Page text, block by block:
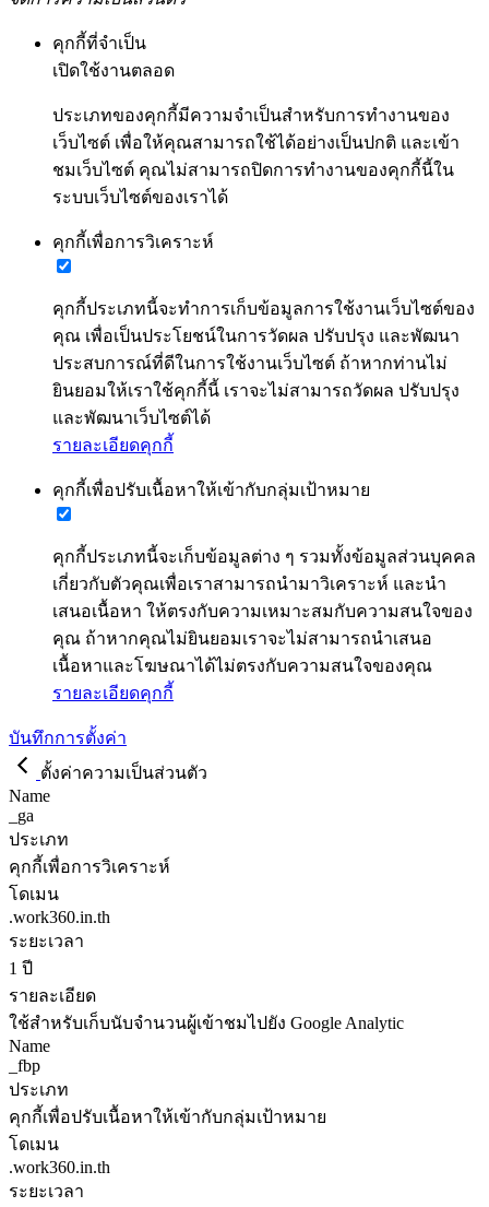
คุกกี้ที่จำเป็น
เปิดใช้งานตลอด
ประเภทของคุกกี้มีความจำเป็นสำหรับการทำงานของ
เว็บไซต์ เพื่อให้คุณสามารถใช้ได้อย่างเป็นปกติ และเข้า
ชมเว็บไซต์ คุณไม่สามารถปิดการทำงานของคุกกี้นี้ใน
ระบบเว็บไซต์ของเราได้
คุกกี้เพื่อการวิเคราะห์
คุกกี้ประเภทนี้จะทำการเก็บข้อมูลการใช้งานเว็บไซต์ของ
คุณ เพื่อเป็นประโยชน์ในการวัดผล ปรับปรุง และพัฒนา
ประสบการณ์ที่ดีในการใช้งานเว็บไซต์ ถ้าหากท่านไม่
ยินยอมให้เราใช้คุกกี้นี้ เราจะไม่สามารถวัดผล ปรับปรุง
และพัฒนาเว็บไซต์ได้
รายละเอียดคุกกี้
คุกกี้เพื่อปรับเนื้อหาให้เข้ากับกลุ่มเป้าหมาย
คุกกี้ประเภทนี้จะเก็บข้อมูลต่าง ๆ รวมทั้งข้อมูลส่วนบุคคล
เกี่ยวกับตัวคุณเพื่อเราสามารถนำมาวิเคราะห์ และนำ
เสนอเนื้อหา ให้ตรงกับความเหมาะสมกับความสนใจของ
คุณ ถ้าหากคุณไม่ยินยอมเราจะไม่สามารถนำเสนอ
เนื้อหาและโฆษณาได้ไม่ตรงกับความสนใจของคุณ
รายละเอียดคุกกี้
บันทึกการตั้งค่า
ตั้งค่าความเป็นส่วนตัว
Name
_ga
ประเภท
คุกกี้เพื่อการวิเคราะห์
โดเมน
.work360.in.th
ระยะเวลา
1 ปี
รายละเอียด
ใช้สำหรับเก็บนับจำนวนผู้เข้าชมไปยัง Google Analytic
Name
_fbp
ประเภท
คุกกี้เพื่อปรับเนื้อหาให้เข้ากับกลุ่มเป้าหมาย
โดเมน
.work360.in.th
ระยะเวลา